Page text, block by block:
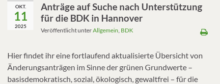
OKT.
11
2025
Anträge auf Suche nach Unterstützung
für die BDK in Hannover
Veröffentlicht unterAllgemein BDK
Hier findet ihr eine fortlaufend aktualisierte Übersicht von
Änderungsanträgen im Sinne der grünen Grundwerte –
basisdemokratisch, sozial, ökologisch, gewaltfrei – für die